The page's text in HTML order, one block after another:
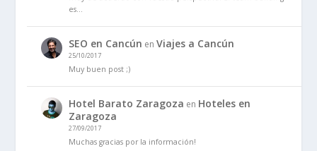
es…
SEO en Cancún enViajes a Cancún
25/10/2017
Muy buen post ;)
Hotel Barato Zaragoza en Hoteles en
Zaragoza
27/09/2017
Muchas gracias por la información!